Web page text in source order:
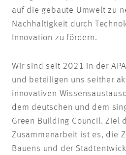
auf die gebaute Umwelt zu
Nachhaltigkeit durch
Innovation zu fördern.
Wir sind seit 2021 in der
und beteiligen uns seither
innovativen
dem deutschen und dem
Green Building Council. Ziel
Zusammenarbeit ist es, die
Bauens und der